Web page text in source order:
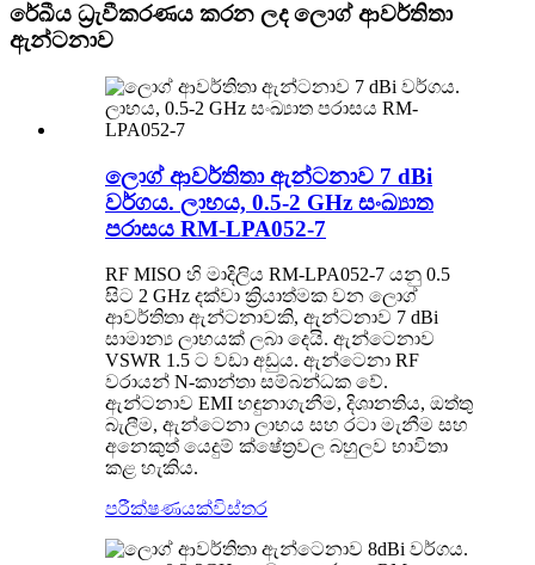
රේඛීය ධ්‍රැවීකරණය කරන ලද ලොග් ආවර්තිතා
ඇන්ටනාව
ලොග් ආවර්තිතා ඇන්ටනාව 7 dBi
වර්ගය. ලාභය, 0.5-2 GHz සංඛ්‍යාත
පරාසය RM-LPA052-7
RF MISO හි මාදිලිය RM-LPA052-7 යනු 0.5
සිට 2 GHz දක්වා ක්‍රියාත්මක වන ලොග්
ආවර්තිතා ඇන්ටනාවකි, ඇන්ටනාව 7 dBi
සාමාන්‍ය ලාභයක් ලබා දෙයි. ඇන්ටෙනාව
VSWR 1.5 ට වඩා අඩුය. ඇන්ටෙනා RF
වරායන් N-කාන්තා සම්බන්ධක වේ.
ඇන්ටනාව EMI හඳුනාගැනීම, දිශානතිය, ඔත්තු
බැලීම, ඇන්ටෙනා ලාභය සහ රටා මැනීම සහ
අනෙකුත් යෙදුම් ක්ෂේත්‍රවල බහුලව භාවිතා
කළ හැකිය.
පරීක්ෂණයක්විස්තර